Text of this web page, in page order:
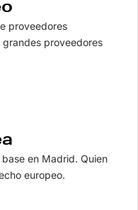
proveedores
proveedores
en Madrid. Quien
europeo.